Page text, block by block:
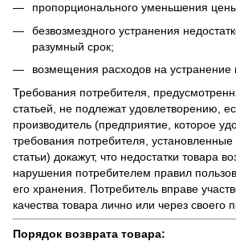
пропорционального уменьшения
безвозмездного устранения
разумный срок;
возмещения расходов на устранение
Требования потребителя,
статьей, не подлежат удовлетворению,
производитель (предприятие, которое
требования потребителя,
статьи) докажут, что недостатки товара
нарушения потребителем правил
его хранения. Потребитель вправе
качества товара лично или через своего
Порядок возврата товара: